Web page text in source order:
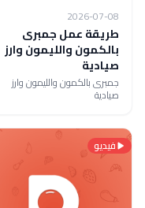
2026-07-08
طريقة عمل جمبرى
بالكمون والليمون وارز
صيادية
جمبرى بالكمون والليمون وارز
صيادية
فيديو